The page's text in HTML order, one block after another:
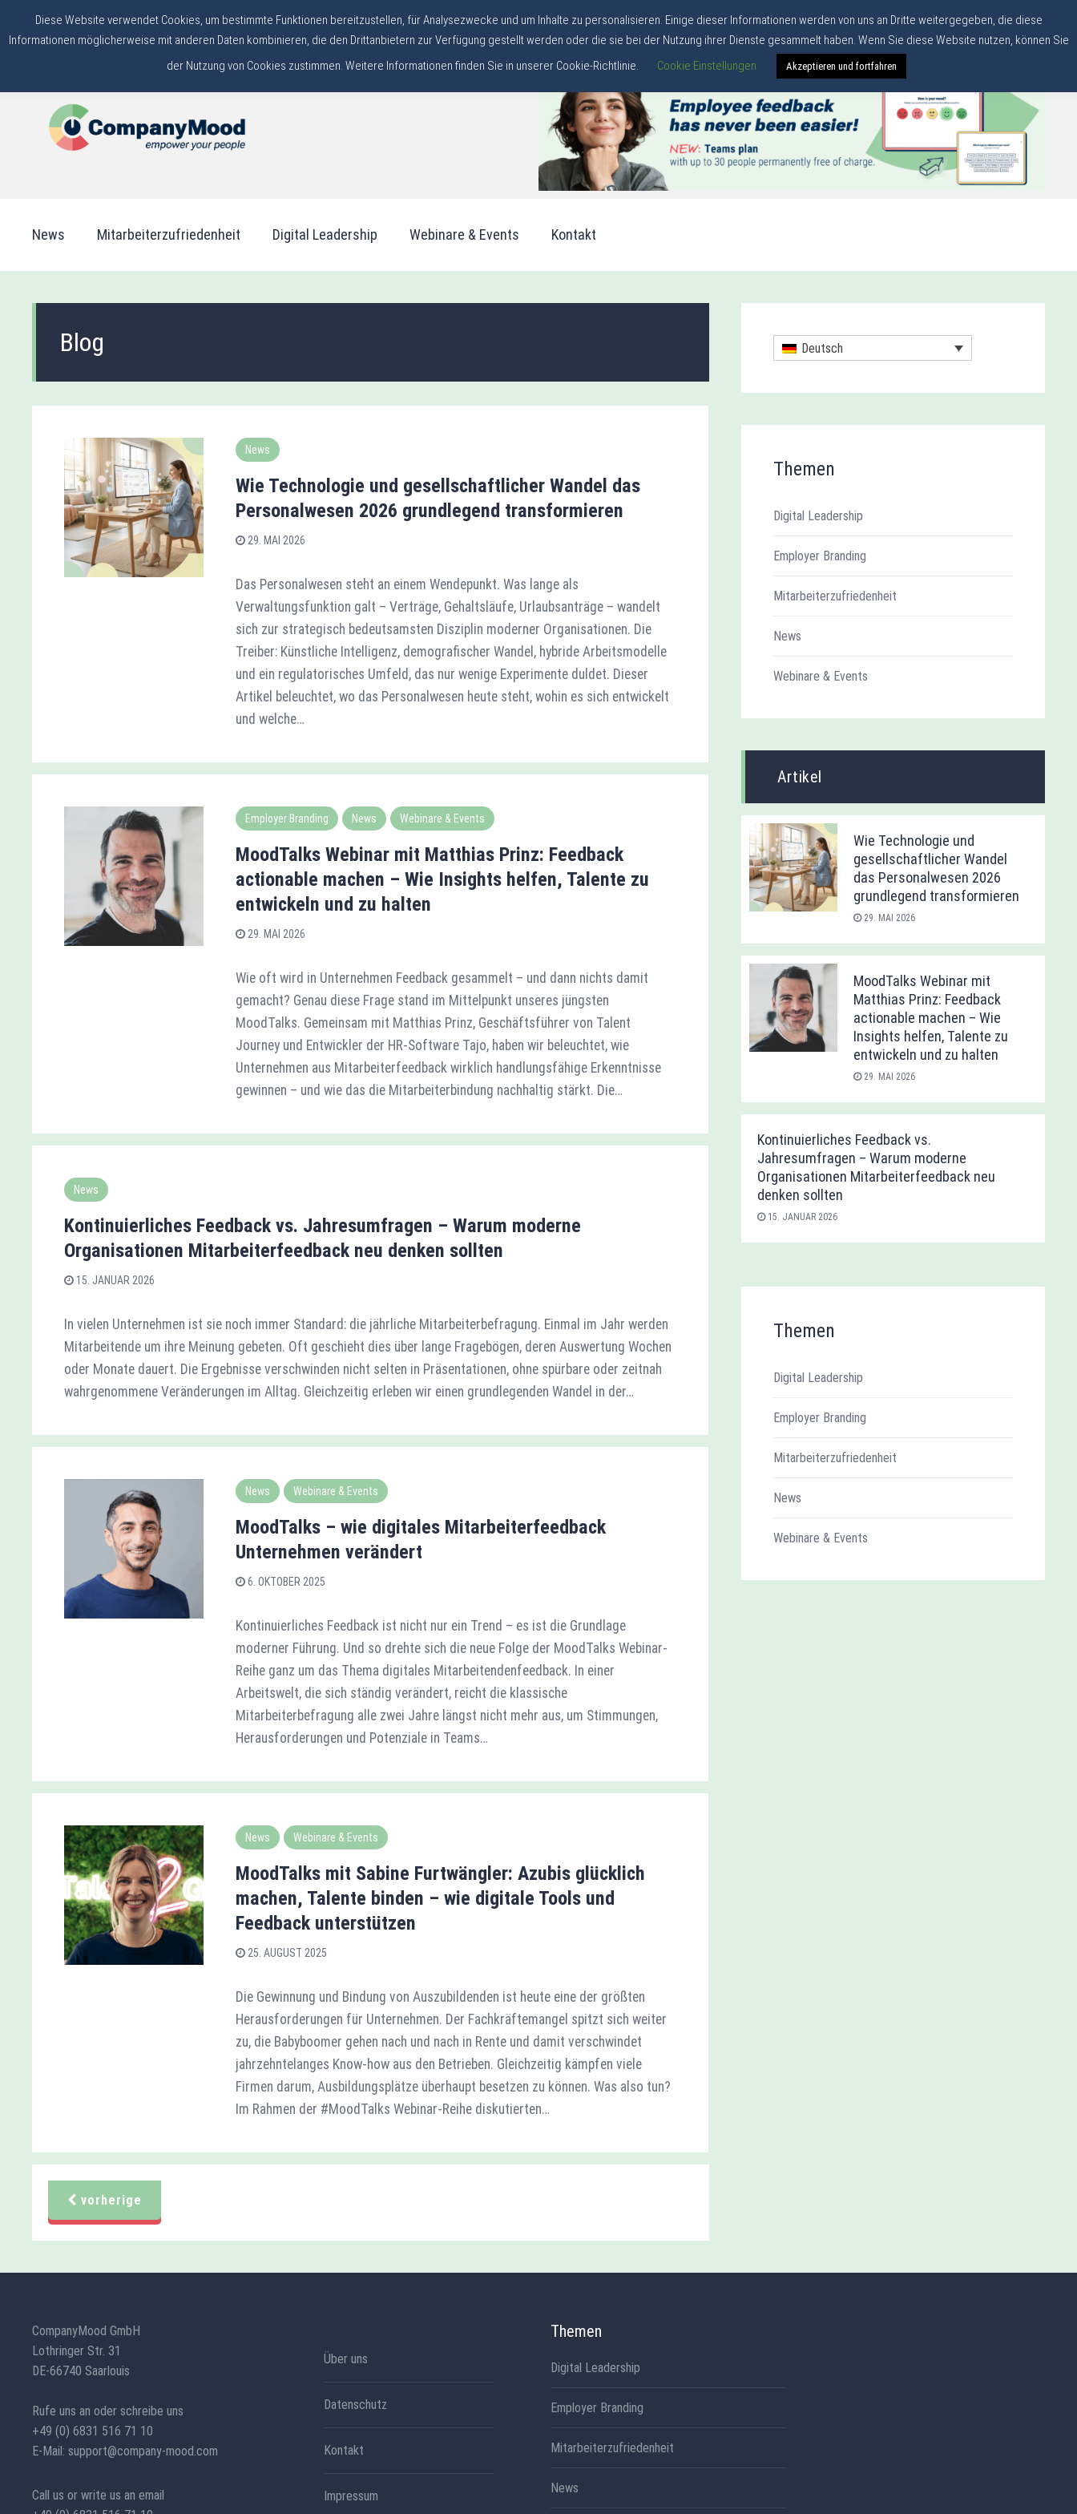
+49 6831 516 71 10
News Mitarbeiterzufriedenheit Digital Leadership Webinare & Events Kontakt
Blog
News
Wie Technologie und gesellschaftlicher Wandel das
Personalwesen 2026 grundlegend transformieren
29. MAI 2026
Das Personalwesen steht an einem Wendepunkt. Was lange als
Verwaltungsfunktion galt – Verträge, Gehaltsläufe, Urlaubsanträge – wandelt
sich zur strategisch bedeutsamsten Disziplin moderner Organisationen. Die
Treiber: Künstliche Intelligenz, demografischer Wandel, hybride Arbeitsmodelle
und ein regulatorisches Umfeld, das nur wenige Experimente duldet. Dieser
Artikel beleuchtet, wo das Personalwesen heute steht, wohin es sich entwickelt
und welche…
Employer Branding News Webinare & Events
MoodTalks Webinar mit Matthias Prinz: Feedback
actionable machen – Wie Insights helfen, Talente zu
entwickeln und zu halten
29. MAI 2026
Wie oft wird in Unternehmen Feedback gesammelt – und dann nichts damit
gemacht? Genau diese Frage stand im Mittelpunkt unseres jüngsten
MoodTalks. Gemeinsam mit Matthias Prinz, Geschäftsführer von Talent
Journey und Entwickler der HR-Software Tajo, haben wir beleuchtet, wie
Unternehmen aus Mitarbeiterfeedback wirklich handlungsfähige Erkenntnisse
gewinnen – und wie das die Mitarbeiterbindung nachhaltig stärkt. Die…
News
Kontinuierliches Feedback vs. Jahresumfragen – Warum moderne
Organisationen Mitarbeiterfeedback neu denken sollten
15. JANUAR 2026
In vielen Unternehmen ist sie noch immer Standard: die jährliche Mitarbeiterbefragung. Einmal im Jahr werden
Mitarbeitende um ihre Meinung gebeten. Oft geschieht dies über lange Fragebögen, deren Auswertung Wochen
oder Monate dauert. Die Ergebnisse verschwinden nicht selten in Präsentationen, ohne spürbare oder zeitnah
wahrgenommene Veränderungen im Alltag. Gleichzeitig erleben wir einen grundlegenden Wandel in der…
News Webinare & Events
MoodTalks – wie digitales Mitarbeiterfeedback
Unternehmen verändert
6. OKTOBER 2025
Kontinuierliches Feedback ist nicht nur ein Trend – es ist die Grundlage
moderner Führung. Und so drehte sich die neue Folge der MoodTalks Webinar-
Reihe ganz um das Thema digitales Mitarbeitendenfeedback. In einer
Arbeitswelt, die sich ständig verändert, reicht die klassische
Mitarbeiterbefragung alle zwei Jahre längst nicht mehr aus, um Stimmungen,
Herausforderungen und Potenziale in Teams…
News Webinare & Events
MoodTalks mit Sabine Furtwängler: Azubis glücklich
machen, Talente binden – wie digitale Tools und
Feedback unterstützen
25. AUGUST 2025
Die Gewinnung und Bindung von Auszubildenden ist heute eine der größten
Herausforderungen für Unternehmen. Der Fachkräftemangel spitzt sich weiter
zu, die Babyboomer gehen nach und nach in Rente und damit verschwindet
jahrzehntelanges Know-how aus den Betrieben. Gleichzeitig kämpfen viele
Firmen darum, Ausbildungsplätze überhaupt besetzen zu können. Was also tun?
Im Rahmen der #MoodTalks Webinar-Reihe diskutierten…
vorherige
Deutsch
Themen
Digital Leadership
Employer Branding
Mitarbeiterzufriedenheit
News
Webinare & Events
Artikel
Wie Technologie und
gesellschaftlicher Wandel
das Personalwesen 2026
grundlegend transformieren
29. MAI 2026
MoodTalks Webinar mit
Matthias Prinz: Feedback
actionable machen – Wie
Insights helfen, Talente zu
entwickeln und zu halten
29. MAI 2026
Kontinuierliches Feedback vs.
Jahresumfragen – Warum moderne
Organisationen Mitarbeiterfeedback neu
denken sollten
15. JANUAR 2026
Themen
Digital Leadership
Employer Branding
Mitarbeiterzufriedenheit
News
Webinare & Events
CompanyMood GmbH
Lothringer Str. 31
DE-66740 Saarlouis
Rufe uns an oder schreibe uns
+49 (0) 6831 516 71 10
E-Mail: support@company-mood.com
Call us or write us an email
Über uns
Datenschutz
Kontakt
Impressum
Themen
Digital Leadership
Employer Branding
Mitarbeiterzufriedenheit
News
Diese Website verwendet Cookies, um bestimmte Funktionen bereitzustellen, für Analysezwecke und um Inhalte zu personalisieren. Einige dieser Informationen werden von uns an Dritte weitergegeben, die diese
Informationen möglicherweise mit anderen Daten kombinieren, die den Drittanbietern zur Verfügung gestellt werden oder die sie bei der Nutzung ihrer Dienste gesammelt haben. Wenn Sie diese Website nutzen, können Sie
der Nutzung von Cookies zustimmen. Weitere Informationen finden Sie in unserer Cookie-Richtlinie.
Cookie Einstellungen Akzeptieren und fortfahren